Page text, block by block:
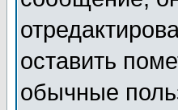
оставить
обычные